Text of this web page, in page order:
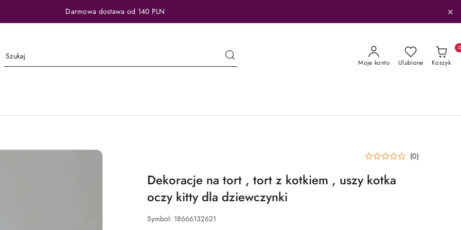
Darmowa dostawa od 140 PLN
Moje konto Ulubione Koszyk
0
(0)
Dekoracje na tort , tort z kotkiem , uszy kotka
oczy kitty dla dziewczynki
Symbol: 18666132621